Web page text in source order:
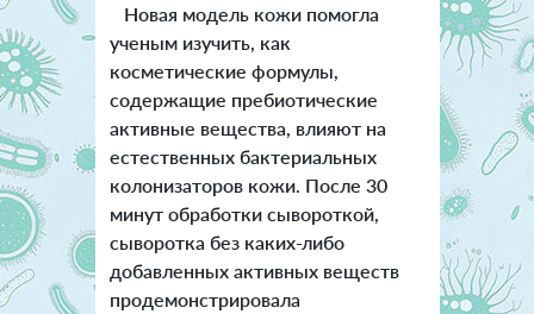
Новая модель кожи помогла
ученым изучить, как
косметические формулы,
содержащие пребиотические
активные вещества, влияют на
естественных бактериальных
колонизаторов кожи. После 30
минут обработки сывороткой,
сыворотка без каких-либо
добавленных активных веществ
продемонстрировала